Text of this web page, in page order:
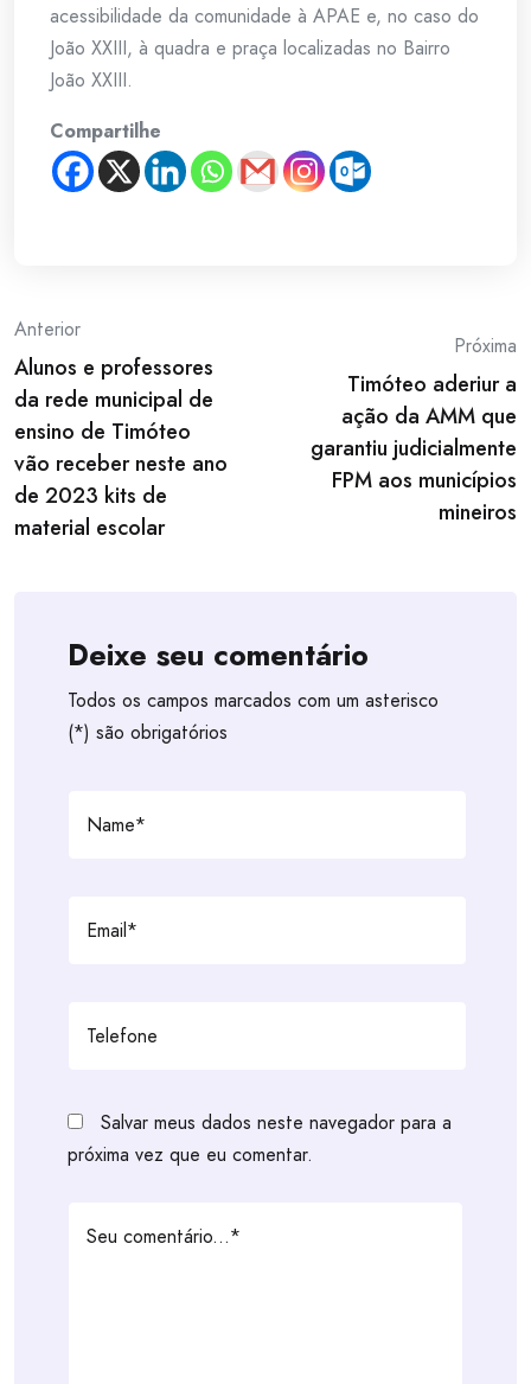
acessibilidade da comunidade à APAE e, no caso do
João XXIII, à quadra e praça localizadas no Bairro
João XXIII.
Compartilhe
Post
navigation
Anterior
Alunos e professores
da rede municipal de
ensino de Timóteo
vão receber neste ano
de 2023 kits de
material escolar
Próxima
Timóteo aderiur a
ação da AMM que
garantiu judicialmente
FPM aos municípios
mineiros
Deixe seu comentário
Todos os campos marcados com um asterisco
(*) são obrigatórios
Salvar meus dados neste navegador para a
próxima vez que eu comentar.